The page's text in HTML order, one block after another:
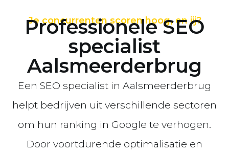
Je concurrenten scoren hoog, en jij?
Professionele SEO
specialist
Aalsmeerderbrug
Een SEO specialist in Aalsmeerderbrug
helpt bedrijven uit verschillende sectoren
om hun ranking in Google te verhogen.
Door voortdurende optimalisatie en